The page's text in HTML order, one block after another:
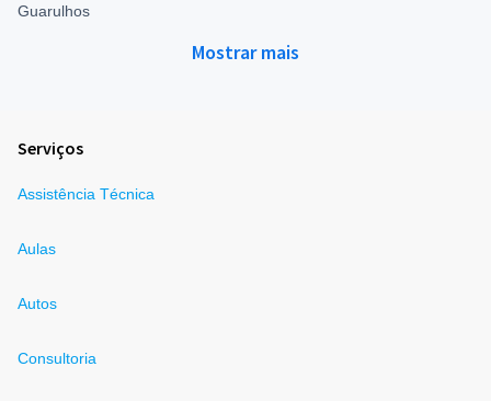
Guarulhos
Mostrar mais
Serviços
Assistência Técnica
Aulas
Autos
Consultoria